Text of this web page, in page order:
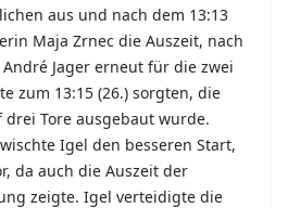
aus und nach dem 13:13
Maja Zrnec die Auszeit, nach
Jager erneut für die zwei
zum 13:15 (26.) sorgten, die
drei Tore ausgebaut wurde.
Igel den besseren Start,
da auch die Auszeit der
zeigte. Igel verteidigte die